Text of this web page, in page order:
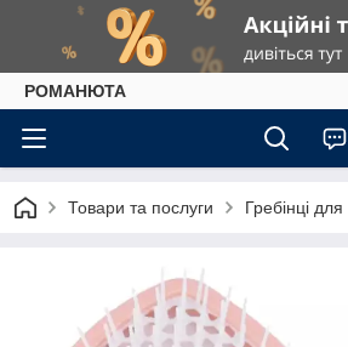
РОМАНЮТА
Товари та послуги Гребінці